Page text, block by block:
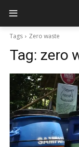
Tags Zero waste
Tag: zero